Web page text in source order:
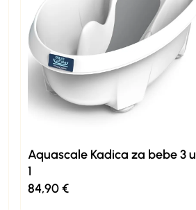
Aquascale Kadica za bebe 3 u
1
84,90€